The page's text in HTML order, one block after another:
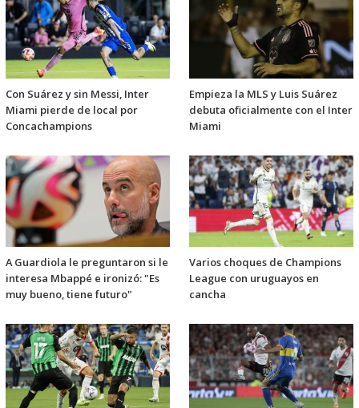
Con Suárez y sin Messi, Inter
Miami pierde de local por
Concachampions
Empieza la MLS y Luis Suárez
debuta oficialmente con el Inter
Miami
A Guardiola le preguntaron si le
interesa Mbappé e ironizó: "Es
muy bueno, tiene futuro"
Varios choques de Champions
League con uruguayos en
cancha